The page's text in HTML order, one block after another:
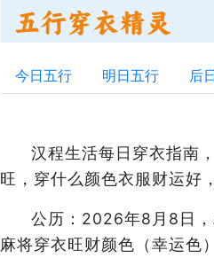
今日五行 明日五行 后
汉程生活每日穿衣指南
旺，穿什么颜色衣服财运好
公历：2026年8月8日
麻将穿衣旺财颜色（幸运色